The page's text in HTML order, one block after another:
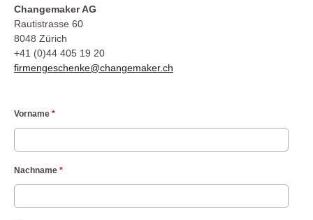
Changemaker AG
Rautistrasse 60
8048 Zürich
+41 (0)44 405 19 20
firmengeschenke@changemaker.ch
Vorname *
Nachname *